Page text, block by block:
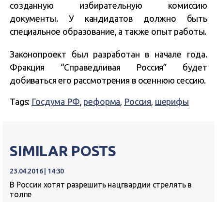
созданную избирательную комиссию
документы. У кандидатов должно быть
специальное образование, а также опыт работы.
Законопроект был разработан в начале года.
Фракция “Справедливая Россия” будет
добиваться его рассмотрения в осеннюю сессию.
Tags: Госдума РФ, реформа, Россия, шерифы
SIMILAR POSTS
23.04.2016 | 14:30
В России хотят разрешить нацгвардии стрелять в
толпе